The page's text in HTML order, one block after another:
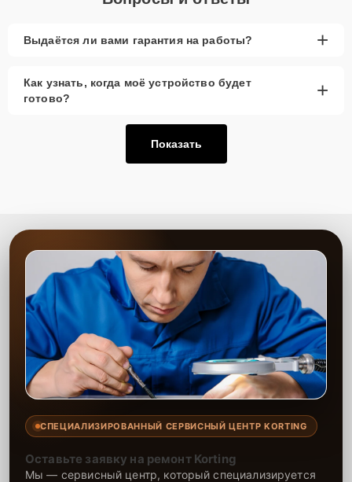
Выдаётся ли вами гарантия на работы? +
Как узнать, когда моё устройство будет
готово?
+
Показать
СПЕЦИАЛИЗИРОВАННЫЙ СЕРВИСНЫЙ ЦЕНТР KORTING
Оставьте заявку на ремонт Korting
Мы — сервисный центр, который специализируется